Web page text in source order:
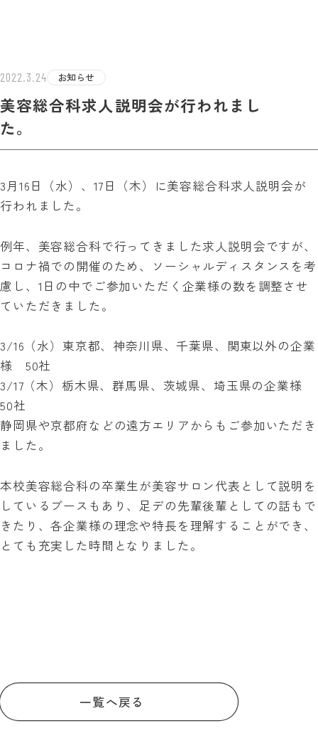
2022.3.24 お知らせ
美容総合科求人説明会が行われまし
た。
3月16日（水）、17日（木）に美容総合科求人説明会が
行われました。
例年、美容総合科で行ってきました求人説明会ですが、
コロナ禍での開催のため、ソーシャルディスタンスを考
慮し、1日の中でご参加いただく企業様の数を調整させ
ていただきました。
3/16（水）東京都、神奈川県、千葉県、関東以外の企業
様 50社
3/17（木）栃木県、群馬県、茨城県、埼玉県の企業様
50社
静岡県や京都府などの遠方エリアからもご参加いただき
ました。
本校美容総合科の卒業生が美容サロン代表として説明を
しているブースもあり、足デの先輩後輩としての話もで
きたり、各企業様の理念や特長を理解することができ、
とても充実した時間となりました。
一覧へ戻る